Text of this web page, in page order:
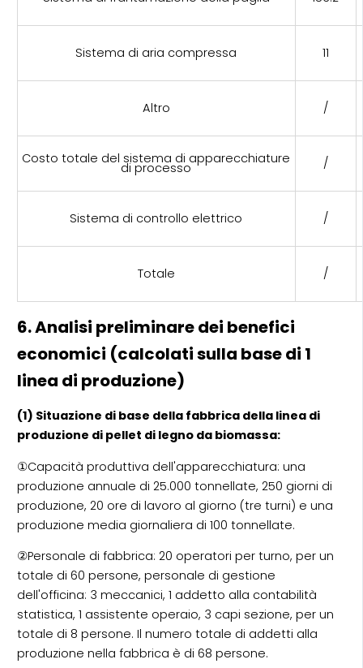
Sistema di aria compressa 11
Altro /
Costo totale del sistema di apparecchiature
di processo /
Sistema di controllo elettrico /
Totale /
6. Analisi preliminare dei benefici
economici (calcolati sulla base di 1
linea di produzione)
(1) Situazione di base della fabbrica della linea di
produzione di pellet di legno da biomassa:
①Capacità produttiva dell'apparecchiatura: una
produzione annuale di 25.000 tonnellate, 250 giorni di
produzione, 20 ore di lavoro al giorno (tre turni) e una
produzione media giornaliera di 100 tonnellate.
②Personale di fabbrica: 20 operatori per turno, per un
totale di 60 persone, personale di gestione
dell'officina: 3 meccanici, 1 addetto alla contabilità
statistica, 1 assistente operaio, 3 capi sezione, per un
totale di 8 persone. Il numero totale di addetti alla
produzione nella fabbrica è di 68 persone.